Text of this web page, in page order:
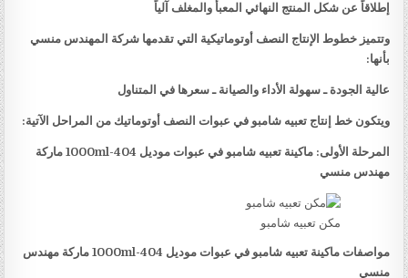
إطلاقاً عن شكل المنتج النهائي المعبأ والمغلف آلياً
وتتميز خطوط الإنتاج النصف أوتوماتيكية التي تقدمها شركة المهندس منسي
بأنها:
عالية الجودة ـ سهولة الأداء والصيانة ـ سعرها في المتناول
ويتكون خط إنتاج تعبيه شامبو في عبوات النصف أوتوماتيك من المراحل الآتية:
المرحلة الأولى: ماكينة تعبيه شامبو في عبوات موديل 404-1000ml
ماركة
مهندس منسي
مكن تعبيه شامبو
مواصفات ماكينة تعبيه شامبو في عبوات موديل 404-1000ml
ماركة مهندس
منسي